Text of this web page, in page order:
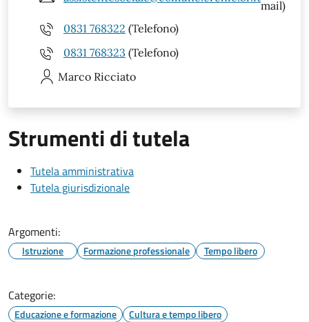
mail)
0831 768322 (Telefono)
0831 768323 (Telefono)
Marco Ricciato
Strumenti di tutela
Tutela amministrativa
Tutela giurisdizionale
Argomenti:
Istruzione Formazione professionale Tempo libero
Categorie:
Educazione e formazione Cultura e tempo libero